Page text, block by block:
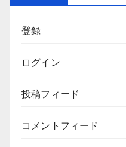
登録
ログイン
投稿フィード
コメントフィード